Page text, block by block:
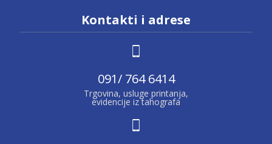
Kontakti i adrese
091/ 764 6414
Trgovina, usluge printanja,
evidencije iz tahografa